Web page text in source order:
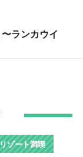
ランカウイ
ゾート満喫